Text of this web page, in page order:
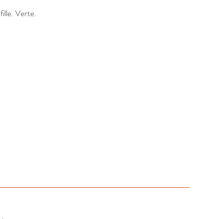
Verte.